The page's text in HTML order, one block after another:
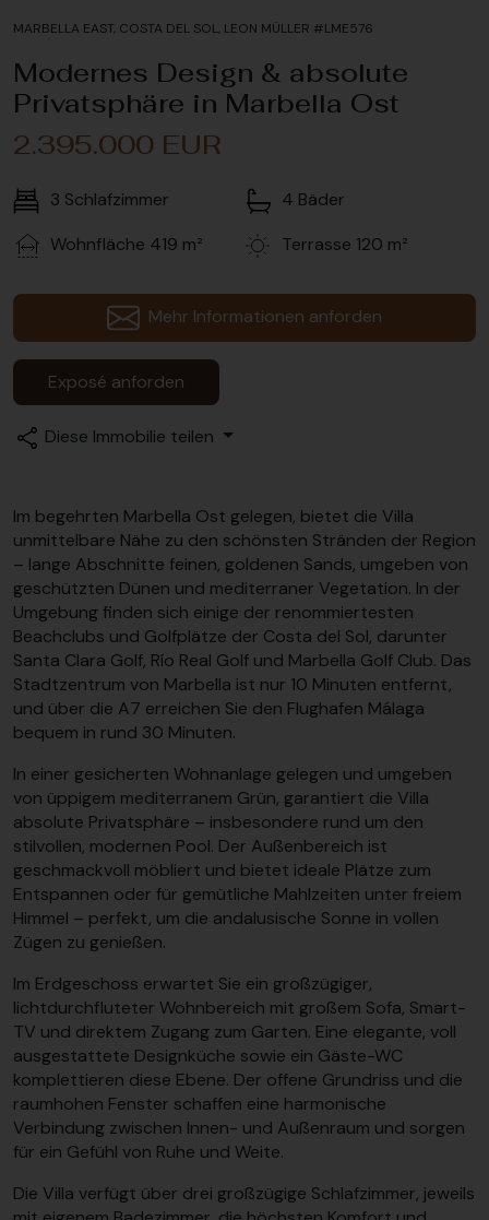
MARBELLA EAST, COSTA DEL SOL, LEON MÜLLER #LME576
Modernes Design & absolute
Privatsphäre in Marbella Ost
2.395.000 EUR
3 Schlafzimmer 4 Bäder
Wohnfläche 419 m² Terrasse 120 m²
Mehr Informationen anforden
Exposé anforden
Diese Immobilie teilen
Im begehrten Marbella Ost gelegen, bietet die Villa
unmittelbare Nähe zu den schönsten Stränden der Region
– lange Abschnitte feinen, goldenen Sands, umgeben von
geschützten Dünen und mediterraner Vegetation. In der
Umgebung finden sich einige der renommiertesten
Beachclubs und Golfplätze der Costa del Sol, darunter
Santa Clara Golf, Río Real Golf und Marbella Golf Club. Das
Stadtzentrum von Marbella ist nur 10 Minuten entfernt,
und über die A7 erreichen Sie den Flughafen Málaga
bequem in rund 30 Minuten.
In einer gesicherten Wohnanlage gelegen und umgeben
von üppigem mediterranem Grün, garantiert die Villa
absolute Privatsphäre – insbesondere rund um den
stilvollen, modernen Pool. Der Außenbereich ist
geschmackvoll möbliert und bietet ideale Plätze zum
Entspannen oder für gemütliche Mahlzeiten unter freiem
Himmel – perfekt, um die andalusische Sonne in vollen
Zügen zu genießen.
Im Erdgeschoss erwartet Sie ein großzügiger,
lichtdurchfluteter Wohnbereich mit großem Sofa, Smart-
TV und direktem Zugang zum Garten. Eine elegante, voll
ausgestattete Designküche sowie ein Gäste-WC
komplettieren diese Ebene. Der offene Grundriss und die
raumhohen Fenster schaffen eine harmonische
Verbindung zwischen Innen- und Außenraum und sorgen
für ein Gefühl von Ruhe und Weite.
Die Villa verfügt über drei großzügige Schlafzimmer, jeweils